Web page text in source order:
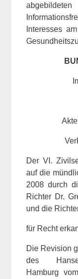
Interesses
Der VI.
auf die
2008 durch
Richter Dr.
und die
für Recht
Die Revision
des
Hamburg